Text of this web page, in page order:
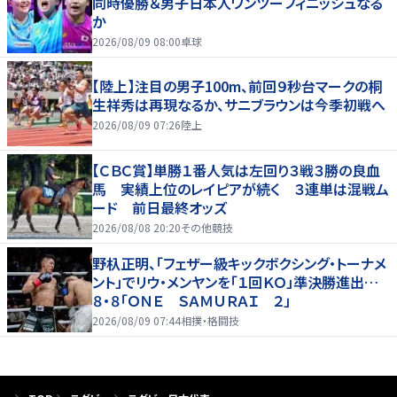
か
2026/08/09 08:00卓球
【陸上】注目の男子100m、前回９秒台マークの桐
生祥秀は再現なるか、サニブラウンは今季初戦へ
2026/08/09 07:26陸上
【ＣＢＣ賞】単勝１番人気は左回り３戦３勝の良血
馬 実績上位のレイピアが続く ３連単は混戦ム
ード 前日最終オッズ
2026/08/08 20:20その他競技
野杁正明、「フェザー級キックボクシング・トーナメ
ント」でリウ・メンヤンを「１回ＫＯ」準決勝進出…
８・８「ＯＮＥ ＳＡＭＵＲＡＩ ２」
2026/08/09 07:44相撲・格闘技